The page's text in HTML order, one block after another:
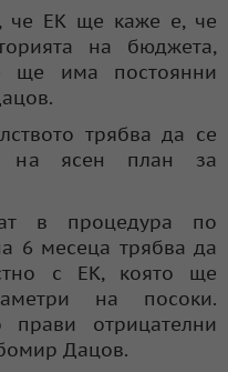
че ЕК ще каже е, че
на бюджета,
ще има постоянни
трябва да се
на ясен план за
в процедура по
6 месеца трябва да
с ЕК, която ще
на посоки.
прави отрицателни
Дацов.